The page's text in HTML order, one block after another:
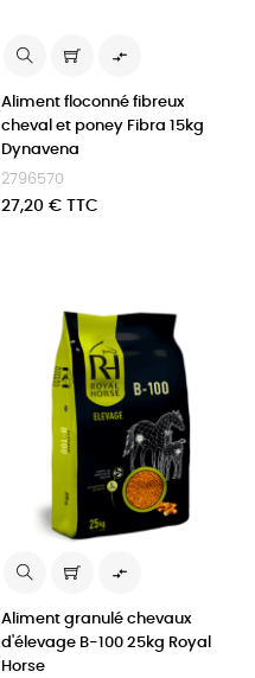

Aliment floconné fibreux
cheval et poney Fibra 15kg
Dynavena
2796570
Prix
27,20 € TTC

Aliment granulé chevaux
d'élevage B-100 25kg Royal
Horse